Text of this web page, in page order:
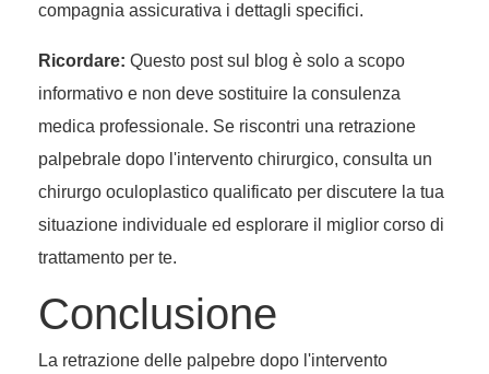
compagnia assicurativa i dettagli specifici.
Ricordare: Questo post sul blog è solo a scopo
informativo e non deve sostituire la consulenza
medica professionale. Se riscontri una retrazione
palpebrale dopo l'intervento chirurgico, consulta un
chirurgo oculoplastico qualificato per discutere la tua
situazione individuale ed esplorare il miglior corso di
trattamento per te.
Conclusione
La retrazione delle palpebre dopo l'intervento